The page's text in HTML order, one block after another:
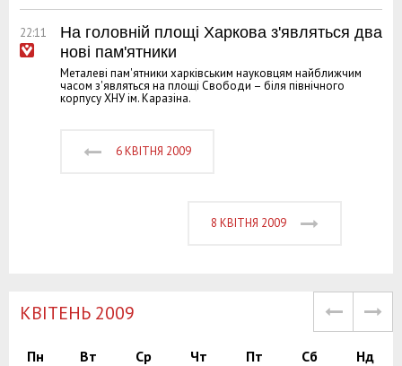
22:11
На головній площі Харкова з'являться два
нові пам'ятники
Металеві пам'ятники харківським науковцям найближчим
часом з'являться на площі Свободи – біля північного
корпусу ХНУ ім. Каразіна.
6 КВІТНЯ 2009
8 КВІТНЯ 2009
КВІТЕНЬ 2009
Пн Вт Ср Чт Пт Сб Нд